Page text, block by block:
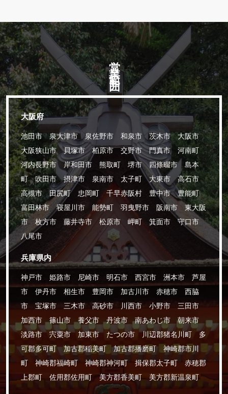
営業範囲
大阪府
池田市 泉大津市 泉佐野市 和泉市 茨木市 大阪市
大阪狭山市 貝塚市 柏原市 交野市 門真市 河南町
河内長野市 岸和田市 熊取町 堺市 四條畷市 島本
町 吹田市 摂津市 泉南市 太子町 大東市 高石市
高槻市 田尻町 忠岡町 千早赤阪村 豊中市 豊能町
富田林市 寝屋川市 能勢町 羽曳野市 阪南市 東大阪
市 枚方市 藤井寺市 松原市 岬町 箕面市 守口市
八尾市
兵庫県内
神戸市 姫路市 尼崎市 明石市 西宮市 洲本市 芦屋
市 伊丹市 相生市 豊岡市 加古川市 赤穂市 西脇
市 宝塚市 三木市 高砂市 川西市 小野市 三田市
加西市 篠山市 養父市 丹波市 南あわじ市 朝来市
淡路市 宍粟市 加東市 たつの市 川辺郡猪名川町 多
可郡多可町 加古郡稲美町 加古郡播磨町 神崎郡市川
町 神崎郡福崎町 神崎郡神河町 揖保郡太子町 赤穂郡
上郡町 佐用郡佐用町 美方郡香美町 美方郡新温泉町